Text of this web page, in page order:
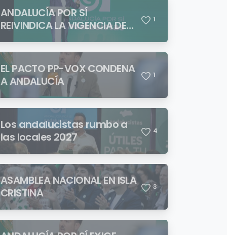
ANDALUCÍA POR SÍ
REIVINDICA LA VIGENCIA DE
BLAS INFANTE FRENTE A
QUIENES PRETENDEN NEGAR
LA IDENTIDAD ANDALUZA
1
EL PACTO PP-VOX CONDENA
A ANDALUCÍA
1
Los andalucistas rumbo a
las locales 2027
4
ASAMBLEA NACIONAL EN ISLA
CRISTINA
3